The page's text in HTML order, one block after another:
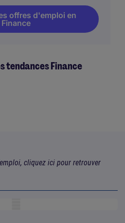
offres d'emploi en
Finance
tendances Finance
cliquez ici pour retrouver